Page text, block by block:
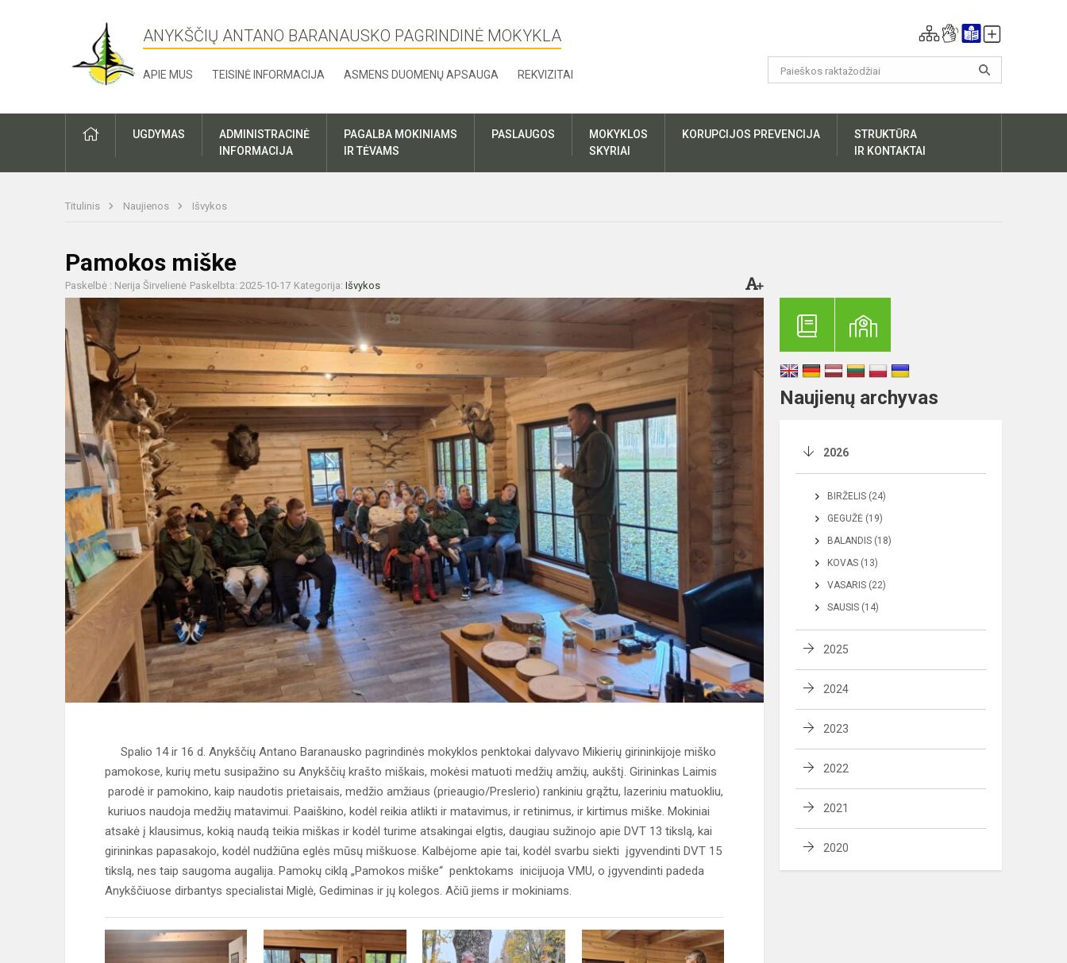
ANYKŠČIŲ ANTANO BARANAUSKO PAGRINDINĖ MOKYKLA
APIE MUS TEISINĖ INFORMACIJA ASMENS DUOMENŲ APSAUGA REKVIZITAI
UGDYMAS
ADMINISTRACINĖ
INFORMACIJA
PAGALBA MOKINIAMS
IR TĖVAMS
PASLAUGOS
MOKYKLOS
SKYRIAI
KORUPCIJOS PREVENCIJA
STRUKTŪRA
IR KONTAKTAI
Titulinis Naujienos Išvykos
Pamokos miške
Paskelbė : Nerija Širvelienė Paskelbta: 2025-10-17 Kategorija: Išvykos
Spalio 14 ir 16 d. Anykščių Antano Baranausko pagrindinės mokyklos penktokai dalyvavo Mikierių girininkijoje miško
pamokose, kurių metu susipažino su Anykščių krašto miškais, mokėsi matuoti medžių amžių, aukštį. Girininkas Laimis
parodė ir pamokino, kaip naudotis prietaisais, medžio amžiaus (prieaugio/Preslerio) rankiniu grąžtu, lazeriniu matuokliu,
kuriuos naudoja medžių matavimui. Paaiškino, kodėl reikia atlikti ir matavimus, ir retinimus, ir kirtimus miške. Mokiniai
atsakė į klausimus, kokią naudą teikia miškas ir kodėl turime atsakingai elgtis, daugiau sužinojo apie DVT 13 tikslą, kai
girininkas papasakojo, kodėl nudžiūna eglės mūsų miškuose. Kalbėjome apie tai, kodėl svarbu siekti įgyvendinti DVT 15
tikslą, nes taip saugoma augalija. Pamokų ciklą „Pamokos miške“ penktokams inicijuoja VMU, o įgyvendinti padeda
Anykščiuose dirbantys specialistai Miglė, Gediminas ir jų kolegos. Ačiū jiems ir mokiniams.
Naujienų archyvas
2026
BIRŽELIS (24)
GEGUŽĖ (19)
BALANDIS (18)
KOVAS (13)
VASARIS (22)
SAUSIS (14)
2025
2024
2023
2022
2021
2020